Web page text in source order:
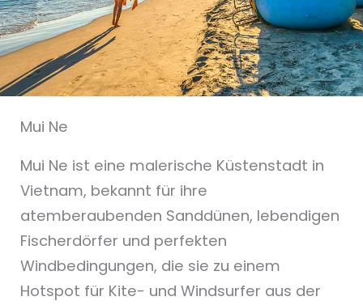
Mui Ne
Mui Ne ist eine malerische Küstenstadt in
Vietnam, bekannt für ihre
atemberaubenden Sanddünen, lebendigen
Fischerdörfer und perfekten
Windbedingungen, die sie zu einem
Hotspot für Kite- und Windsurfer aus der